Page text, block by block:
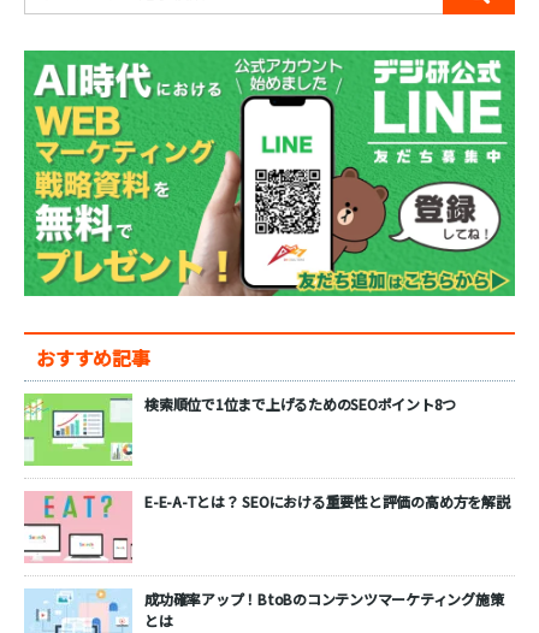
おすすめ記事
検索順位で1位まで上げるためのSEOポイント8つ
E-E-A-Tとは？ SEOにおける重要性と評価の高め方を解説
成功確率アップ！BtoBのコンテンツマーケティング施策
とは